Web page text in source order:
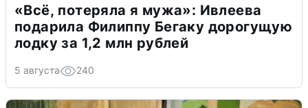
«Всё, потеряла я мужа»: Ивлеева
подарила Филиппу Бегаку дорогущую
лодку за 1,2 млн рублей
5 августа 240